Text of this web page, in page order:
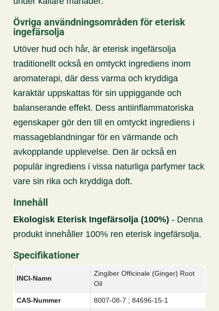
Övriga användningsområden för eterisk
ingefärsolja
Utöver hud och hår, är eterisk ingefärsolja
traditionellt också en omtyckt ingrediens inom
aromaterapi, där dess varma och kryddiga
karaktär uppskattas för sin uppiggande och
balanserande effekt. Dess antiinflammatoriska
egenskaper gör den till en omtyckt ingrediens i
massageblandningar för en värmande och
avkopplande upplevelse. Den är också en
populär ingrediens i vissa naturliga parfymer tack
vare sin rika och kryddiga doft.
Innehåll
Ekologisk Eterisk Ingefärsolja (100%) - Denna
produkt innehåller 100% ren eterisk ingefärsolja.
Specifikationer
INCI-Namn
Zingiber Officinale (Ginger) Root
Oil
CAS-Nummer 8007-08-7 ; 84696-15-1